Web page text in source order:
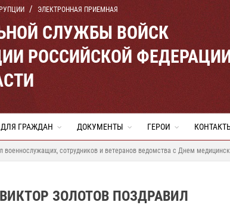
ЭЛЕКТРОННАЯ ПРИЕМНАЯ
СЛУЖБЫ ВОЙСК
РОССИЙСКОЙ
ДЛЯ ГРАЖДАН ДОКУМЕНТЫ ГЕРОИ
сотрудников и ветеранов ведомства с Днем
ЗОЛОТОВ ПОЗДРАВИЛ